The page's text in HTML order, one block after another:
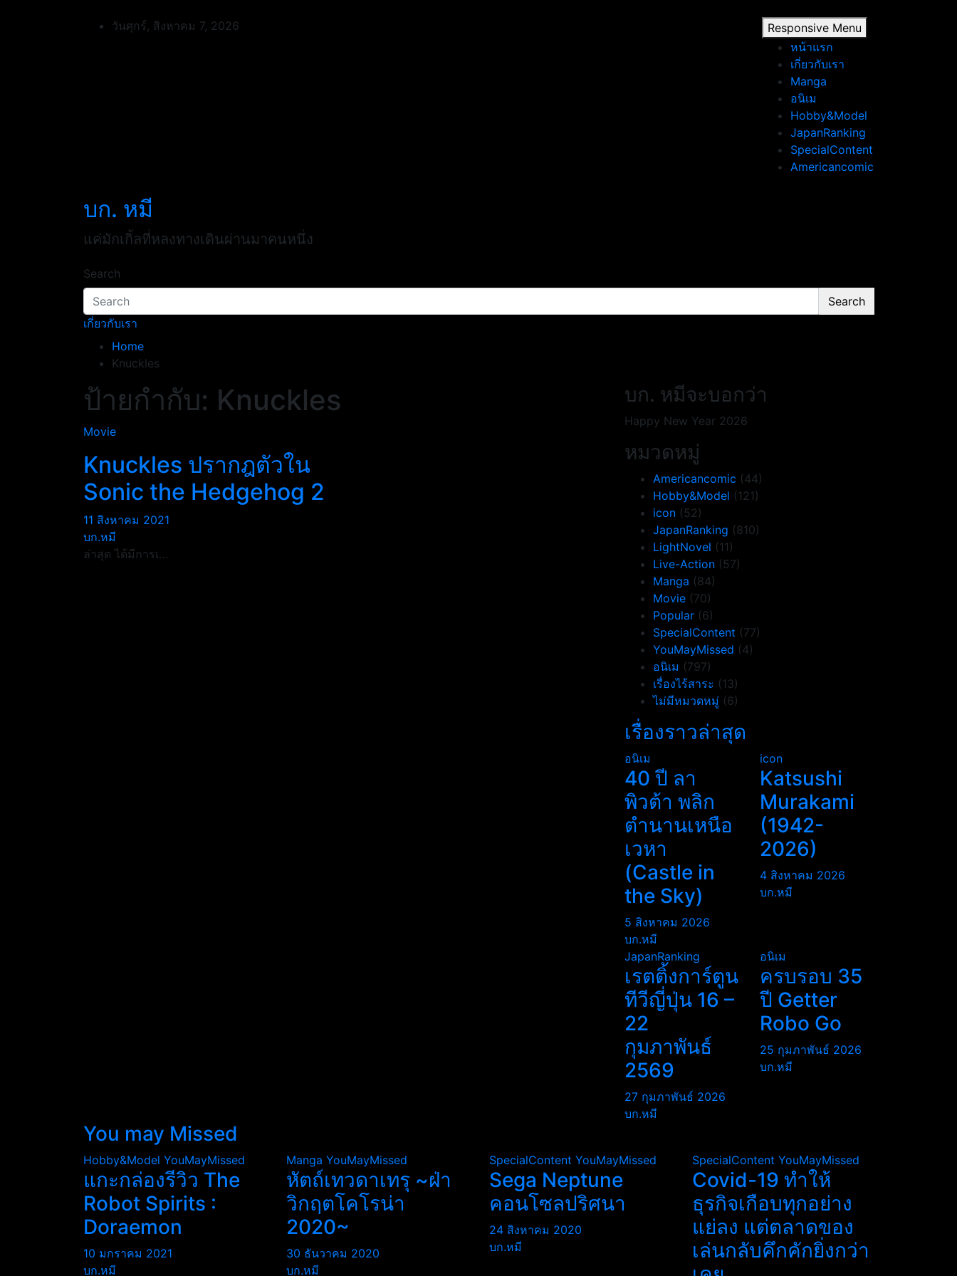
วันศุกร์, สิงหาคม 7, 2026
Responsive Menu
หน้าแรก
เกี่ยวกับเรา
Manga
อนิเม
Hobby&Model
JapanRanking
SpecialContent
Americancomic
บก. หมี
แค่มักเกิ้ลที่หลงทางเดินผ่านมาคนหนึ่ง
Search
Search
เกี่ยวกับเรา
Home
Knuckles
ป้ายกำกับ: Knuckles
Movie
Knuckles ปรากฎตัวใน
Sonic the Hedgehog 2
11 สิงหาคม 2021
บก.หมี
ล่าสุด ได้มีการเ…
บก. หมีจะบอกว่า
Happy New Year 2026
หมวดหมู่
Americancomic (44)
Hobby&Model (121)
icon (52)
JapanRanking (810)
LightNovel (11)
Live-Action (57)
Manga (84)
Movie (70)
Popular (6)
SpecialContent (77)
YouMayMissed (4)
อนิเม (797)
เรื่องไร้สาระ (13)
ไม่มีหมวดหมู่ (6)
เรื่องราวล่าสุด
อนิเม
40 ปี ลา
พิวต้า พลิก
ตำนานเหนือ
เวหา
(Castle in
the Sky)
5 สิงหาคม 2026
บก.หมี
icon
Katsushi
Murakami
(1942-
2026)
4 สิงหาคม 2026
บก.หมี
JapanRanking
เรตติ้งการ์ตูน
ทีวีญี่ปุ่น 16 –
22
กุมภาพันธ์
2569
27 กุมภาพันธ์ 2026
บก.หมี
อนิเม
ครบรอบ 35
ปี Getter
Robo Go
25 กุมภาพันธ์ 2026
บก.หมี
You may Missed
Hobby&Model YouMayMissed
แกะกล่องรีวิว The
Robot Spirits :
Doraemon
10 มกราคม 2021
บก.หมี
Manga YouMayMissed
หัตถ์เทวดาเทรุ ~ฝ่า
วิกฤตโคโรน่า
2020~
30 ธันวาคม 2020
บก.หมี
SpecialContent YouMayMissed
Sega Neptune
คอนโซลปริศนา
24 สิงหาคม 2020
บก.หมี
SpecialContent YouMayMissed
Covid-19 ทำให้
ธุรกิจเกือบทุกอย่าง
แย่ลง แต่ตลาดของ
เล่นกลับคึกคักยิ่งกว่า